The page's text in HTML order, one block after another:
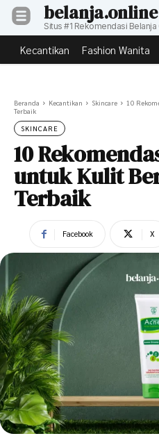
belanja.online
Situs #1 Rekomendasi Belanja
Kecantikan Fashion Wanita
Beranda Kecantikan Skincare
10
Terbaik
SKINCARE
10
untuk Kulit
Terbaik
Facebook X